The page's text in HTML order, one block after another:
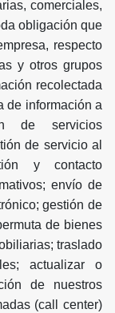
comerciales,
obligación que
respecto
y otros grupos
recolectada
de información a
de servicios
de servicio al
y contacto
envío de
gestión de
de bienes
traslado
actualizar o
de nuestros
(call center)